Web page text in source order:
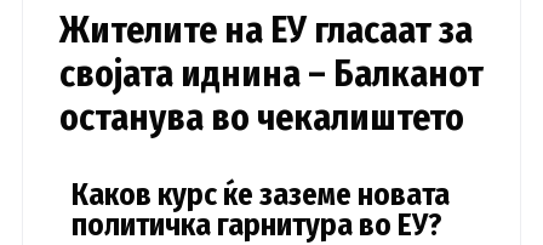
Жителите на ЕУ гласаат за
својата иднина – Балканот
останува во чекалиштето
Каков курс ќе заземе новата
политичка гарнитура во ЕУ?